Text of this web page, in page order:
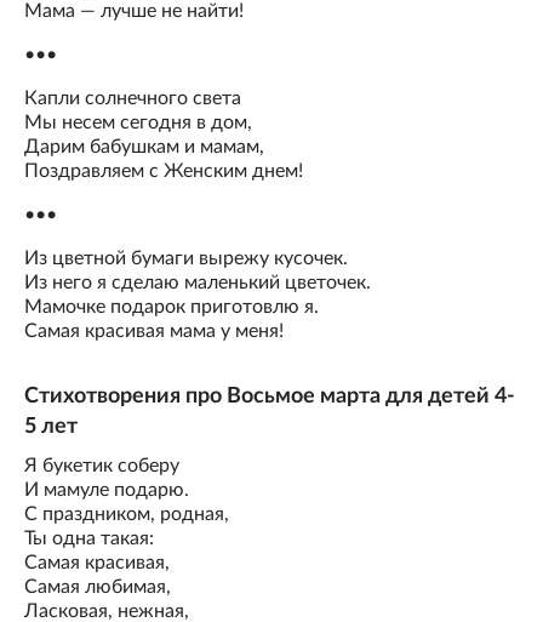
Мама — лучше не найти!
•••
Капли солнечного света
Мы несем сегодня в дом,
Дарим бабушкам и мамам,
Поздравляем с Женским днем!
•••
Из цветной бумаги вырежу кусочек.
Из него я сделаю маленький цветочек.
Мамочке подарок приготовлю я.
Самая красивая мама у меня!
Стихотворения про Восьмое марта для детей 4-
5 лет
Я букетик соберу
И мамуле подарю.
С праздником, родная,
Ты одна такая:
Самая красивая,
Самая любимая,
Ласковая, нежная,